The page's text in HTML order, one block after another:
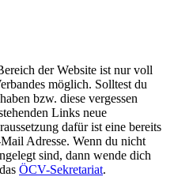
der Website ist nur voll
möglich. Solltest du
bzw. diese vergessen
Links neue
dafür ist eine bereits
Adresse. Wenn du nicht
sind, dann wende dich
ÖCV-Sekretariat.